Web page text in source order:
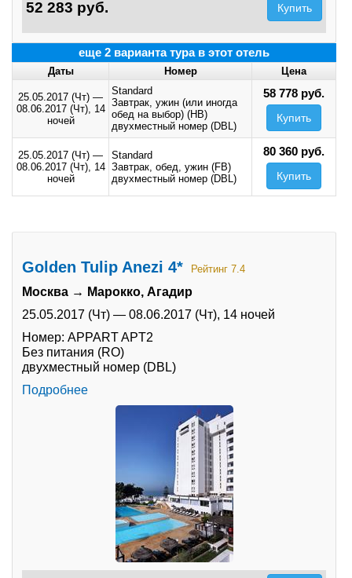
52 283 руб. Купить
еще 2 варианта тура в этот отель
Даты Номер Цена
25.05.2017 (Чт) —
08.06.2017 (Чт), 14
ночей
Standard
Завтрак, ужин (или иногда
обед на выбор) (HB)
двухместный номер (DBL)
58 778 руб.
Купить
25.05.2017 (Чт) —
08.06.2017 (Чт), 14
ночей
Standard
Завтрак, обед, ужин (FB)
двухместный номер (DBL)
80 360 руб.
Купить
Golden Tulip Anezi 4* Рейтинг 7.4
Москва → Марокко, Агадир
25.05.2017 (Чт) — 08.06.2017 (Чт), 14 ночей
Номер: APPART APT2
Без питания (RO)
двухместный номер (DBL)
Подробнее